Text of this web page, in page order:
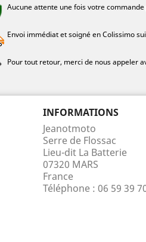
Aucune attente une fois votre commande
Envoi immédiat et soigné en Colissimo
Pour tout retour, merci de nous appeler
INFORMATIONS
Jeanotmoto
Serre de Flossac
Lieu-dit La Batterie
07320 MARS
France
Téléphone : 06 59 39